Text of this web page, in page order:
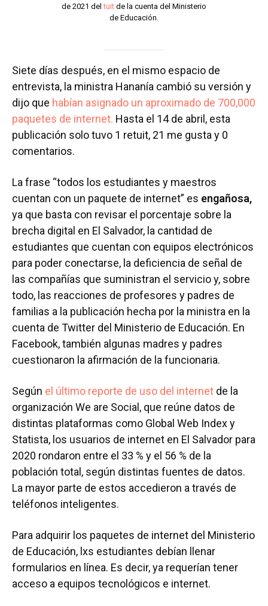
de 2021 deltuit de la cuenta del Ministerio
de Educación.
Siete días después, en el mismo espacio de
entrevista, la ministra Hananía cambió su versión y
dijo que habían asignado un aproximado de 700,000
paquetes de internet. Hasta el 14 de abril, esta
publicación solo tuvo 1 retuit, 21 me gusta y 0
comentarios.
La frase “todos los estudiantes y maestros
cuentan con un paquete de internet” es engañosa,
ya que basta con revisar el porcentaje sobre la
brecha digital en El Salvador, la cantidad de
estudiantes que cuentan con equipos electrónicos
para poder conectarse, la deficiencia de señal de
las compañías que suministran el servicio y, sobre
todo, las reacciones de profesores y padres de
familias a la publicación hecha por la ministra en la
cuenta de Twitter del Ministerio de Educación. En
Facebook, también algunas madres y padres
cuestionaron la afirmación de la funcionaria.
Según el último reporte de uso del internet de la
organización We are Social, que reúne datos de
distintas plataformas como Global Web Index y
Statista, los usuarios de internet en El Salvador para
2020 rondaron entre el 33 % y el 56 % de la
población total, según distintas fuentes de datos.
La mayor parte de estos accedieron a través de
teléfonos inteligentes.
Para adquirir los paquetes de internet del Ministerio
de Educación, lxs estudiantes debían llenar
formularios en línea. Es decir, ya requerían tener
acceso a equipos tecnológicos e internet.